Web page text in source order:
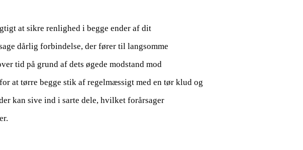
at sikre renlighed i begge ender af dit
dårlig forbindelse, der fører til langsomme
tid på grund af dets øgede modstand mod
at tørre begge stik af regelmæssigt med en tør klud og
kan sive ind i sarte dele, hvilket forårsager